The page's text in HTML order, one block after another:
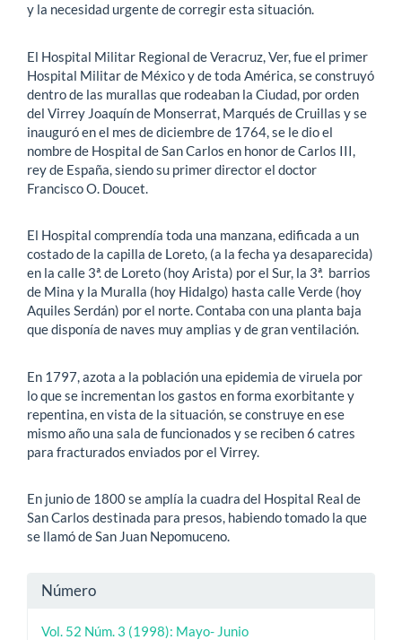
y la necesidad urgente de corregir esta situación.
El Hospital Militar Regional de Veracruz, Ver, fue el primer
Hospital Militar de México y de toda América, se construyó
dentro de las murallas que rodeaban la Ciudad, por orden
del Virrey Joaquín de Monserrat, Marqués de Cruillas y se
inauguró en el mes de diciembre de 1764, se le dio el
nombre de Hospital de San Carlos en honor de Carlos III,
rey de España, siendo su primer director el doctor
Francisco O. Doucet.
El Hospital comprendía toda una manzana, edificada a un
costado de la capilla de Loreto, (a la fecha ya desaparecida)
en la calle 3ª. de Loreto (hoy Arista) por el Sur, la 3ª. barrios
de Mina y la Muralla (hoy Hidalgo) hasta calle Verde (hoy
Aquiles Serdán) por el norte. Contaba con una planta baja
que disponía de naves muy amplias y de gran ventilación.
En 1797, azota a la población una epidemia de viruela por
lo que se incrementan los gastos en forma exorbitante y
repentina, en vista de la situación, se construye en ese
mismo año una sala de funcionados y se reciben 6 catres
para fracturados enviados por el Virrey.
En junio de 1800 se amplía la cuadra del Hospital Real de
San Carlos destinada para presos, habiendo tomado la que
se llamó de San Juan Nepomuceno.
Detalles
del
Número
Vol. 52 Núm. 3 (1998): Mayo- Junio